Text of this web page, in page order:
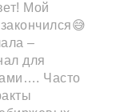
Мой
–
для
Часто